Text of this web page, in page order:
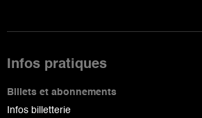
Infos pratiques
Billets et abonnements
Infos billetterie